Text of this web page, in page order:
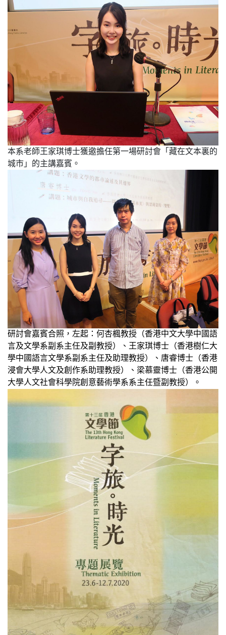
本系老師王家琪博士獲邀擔任第一場研討會「藏在文本裏的
城市」的主講嘉賓。
研討會嘉賓合照，左起：何杏楓教授（香港中文大學中國語
言及文學系副系主任及副教授）、王家琪博士（香港樹仁大
學中國語言文學系副系主任及助理教授）、唐睿博士（香港
浸會大學人文及創作系助理教授）、梁慕靈博士（香港公開
大學人文社會科學院創意藝術學系系主任暨副教授）。